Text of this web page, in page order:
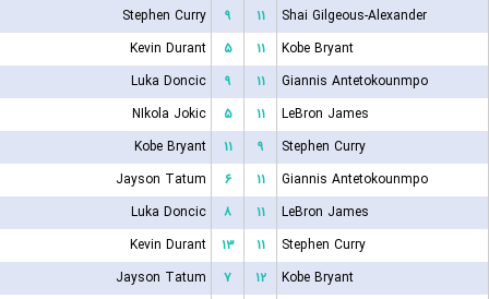
Stephen Curry
۹ ۱۱
Shai Gilgeous-Alexander
Kevin Durant
۵ ۱۱
Kobe Bryant
Luka Doncic
۹ ۱۱
Giannis Antetokounmpo
NIkola Jokic
۵ ۱۱
LeBron James
Kobe Bryant
۱۱ ۹
Stephen Curry
Jayson Tatum
۶ ۱۱
Giannis Antetokounmpo
Luka Doncic
۸ ۱۱
LeBron James
Kevin Durant
۱۳ ۱۱
Stephen Curry
Jayson Tatum
۷ ۱۲
Kobe Bryant